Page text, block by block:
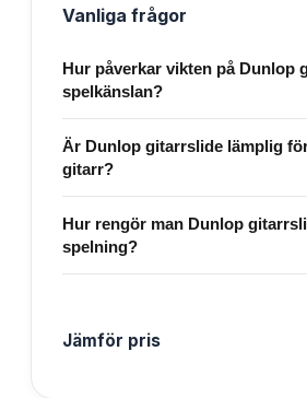
Vanliga frågor
Hur påverkar vikten på Dunlop
spelkänslan?
Är Dunlop gitarrslide lämplig
gitarr?
Hur rengör man Dunlop
spelning?
Jämför pris